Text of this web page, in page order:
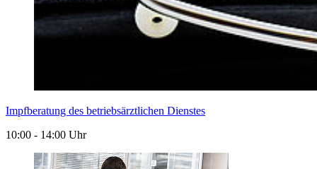
Impfberatung des betriebsärztlichen Dienstes
10:00 - 14:00 Uhr